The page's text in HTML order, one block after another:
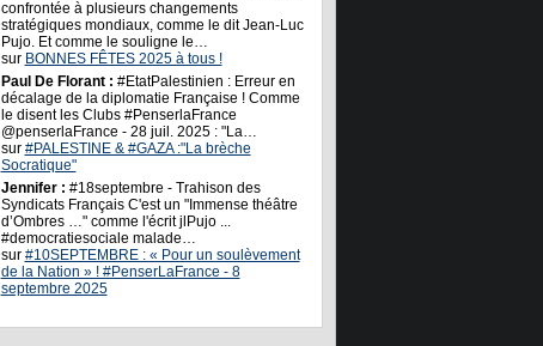
confrontée à plusieurs changements
stratégiques mondiaux, comme le dit Jean-Luc
Pujo. Et comme le souligne le…
sur BONNES FÊTES 2025 à tous !
Paul De Florant : #EtatPalestinien : Erreur en
décalage de la diplomatie Française ! Comme
le disent les Clubs #PenserlaFrance
@penserlaFrance - 28 juil. 2025 : "La…
sur #PALESTINE & #GAZA :"La brèche
Socratique"
Jennifer : #18septembre - Trahison des
Syndicats Français C'est un "Immense théâtre
d’Ombres …" comme l'écrit jlPujo ...
#democratiesociale malade…
sur #10SEPTEMBRE : « Pour un soulèvement
de la Nation » ! #PenserLaFrance - 8
septembre 2025